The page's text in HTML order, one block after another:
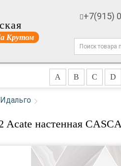
Крутом
+7(915)
A B C D
Идальго
Acate настенная